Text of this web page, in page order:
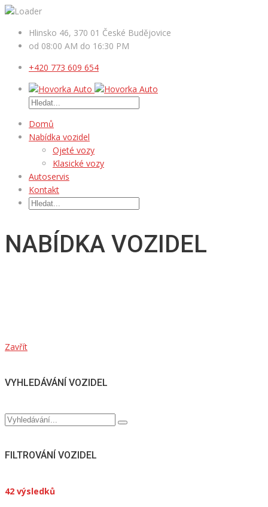
Hlinsko 46, 370 01 České Budějovice
od 08:00 AM do 16:30 PM
+420 773 609 654
Domů
Nabídka vozidel
Ojeté vozy
Klasické vozy
Autoservis
Kontakt
NABÍDKA VOZIDEL
Zavřít
VYHLEDÁVÁNÍ VOZIDEL
FILTROVÁNÍ VOZIDEL
42 výsledků